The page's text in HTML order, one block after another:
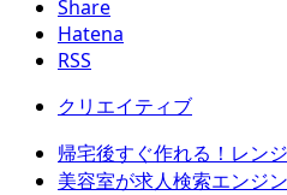
Share
Hatena
RSS
クリエイティブ
帰宅後すぐ作れる！レン
美容室が求人検索エンジ